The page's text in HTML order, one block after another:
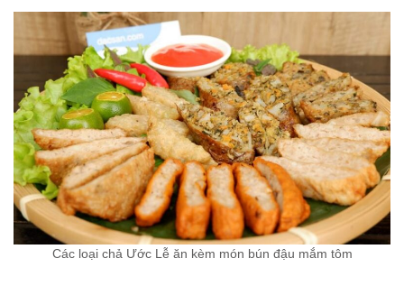
Các loại chả Ước Lễ ăn kèm món bún đậu mắm tôm